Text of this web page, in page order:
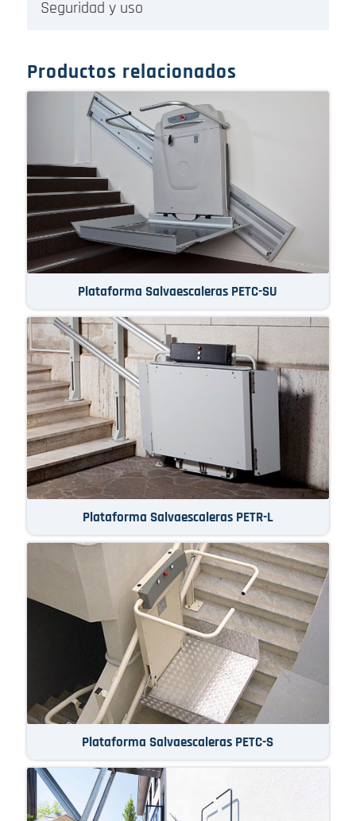
Seguridad y uso
Productos relacionados
Plataforma Salvaescaleras PETC-SU
Plataforma Salvaescaleras PETR-L
Plataforma Salvaescaleras PETC-S